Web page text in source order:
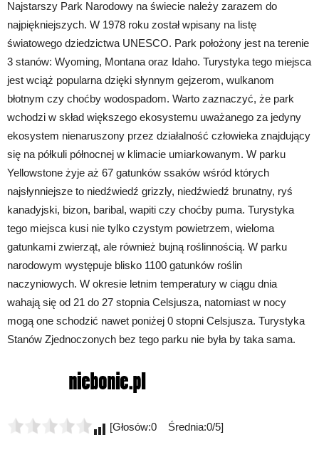
Najstarszy Park Narodowy na świecie należy zarazem do
najpiękniejszych. W 1978 roku został wpisany na listę
światowego dziedzictwa UNESCO. Park położony jest na terenie
3 stanów: Wyoming, Montana oraz Idaho. Turystyka tego miejsca
jest wciąż popularna dzięki słynnym gejzerom, wulkanom
błotnym czy choćby wodospadom. Warto zaznaczyć, że park
wchodzi w skład większego ekosystemu uważanego za jedyny
ekosystem nienaruszony przez działalność człowieka znajdujący
się na półkuli północnej w klimacie umiarkowanym. W parku
Yellowstone żyje aż 67 gatunków ssaków wśród których
najsłynniejsze to niedźwiedź grizzly, niedźwiedź brunatny, ryś
kanadyjski, bizon, baribal, wapiti czy choćby puma. Turystyka
tego miejsca kusi nie tylko czystym powietrzem, wieloma
gatunkami zwierząt, ale również bujną roślinnością. W parku
narodowym występuje blisko 1100 gatunków roślin
naczyniowych. W okresie letnim temperatury w ciągu dnia
wahają się od 21 do 27 stopnia Celsjusza, natomiast w nocy
mogą one schodzić nawet poniżej 0 stopni Celsjusza. Turystyka
Stanów Zjednoczonych bez tego parku nie była by taka sama.
[Głosów:0 Średnia:0/5]